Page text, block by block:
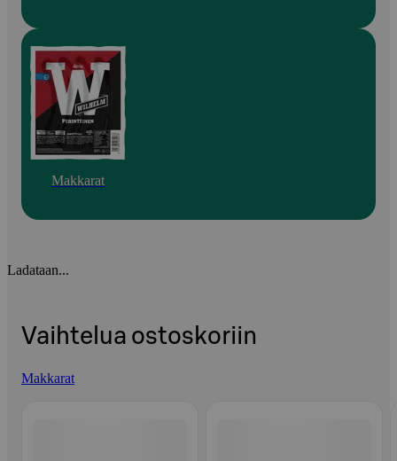
Makkarat
Ladataan...
Vaihtelua ostoskoriin
Makkarat